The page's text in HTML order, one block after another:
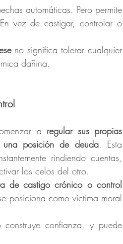
vez de castigar, controlar o
no significa tolerar cualquier
dañina.
a
regular sus propias
posición de deuda. Esta
rindiendo cuentas,
los celos del otro.
de castigo crónico o control
posiciona como víctima moral